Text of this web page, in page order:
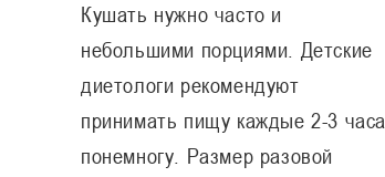
Кушать нужно часто и
небольшими порциями. Детские
диетологи рекомендуют
принимать пищу каждые 2-3 часа
понемногу. Размер разовой